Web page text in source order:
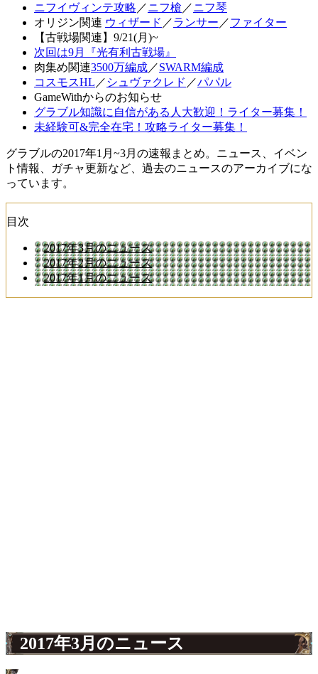
ニフイヴィンテ攻略 ／ニフ槍 ／ニフ琴
オリジン関連 ウィザード ／ランサー ／ファイター
【古戦場関連】9/21(月)~
次回は9月『光有利古戦場』
肉集め関連3500万編成／SWARM編成
コスモスHL ／ シュヴァクレド ／パパル
GameWithからのお知らせ
グラブル知識に自信がある人大歓迎！ライター募集！
未経験可&完全在宅！攻略ライター募集！
グラブルの2017年1月~3月の速報まとめ。ニュース、イベン
ト情報、ガチャ更新など、過去のニュースのアーカイブにな
っています。
目次
2017年3月のニュース
2017年2月のニュース
2017年1月のニュース
2017年3月のニュース